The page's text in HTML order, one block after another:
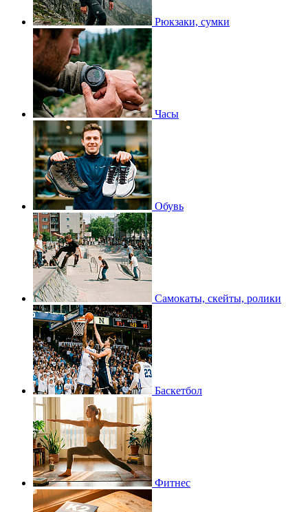
Рюкзаки, сумки
Часы
Обувь
Самокаты, скейты, ролики
Баскетбол
Фитнес